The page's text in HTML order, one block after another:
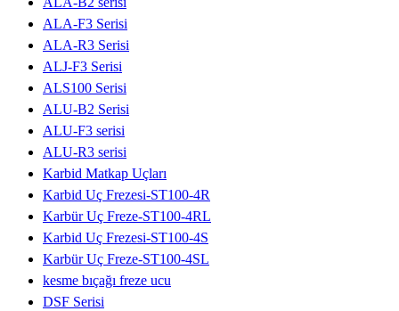
ALA-F3 Serisi
ALA-R3 Serisi
ALJ-F3 Serisi
ALS100 Serisi
ALU-B2 Serisi
ALU-F3 serisi
ALU-R3 serisi
Karbid Matkap Uçları
Karbid Uç Frezesi-ST100-4R
Karbür Uç Freze-ST100-4RL
Karbid Uç Frezesi-ST100-4S
Karbür Uç Freze-ST100-4SL
kesme bıçağı freze ucu
DSF Serisi